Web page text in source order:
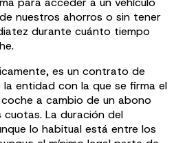
nuestros ahorros o sin tener
durante cuánto tiempo
es un contrato de
entidad con la que se firma el
a cambio de un abono
La duración del
lo habitual está entre los